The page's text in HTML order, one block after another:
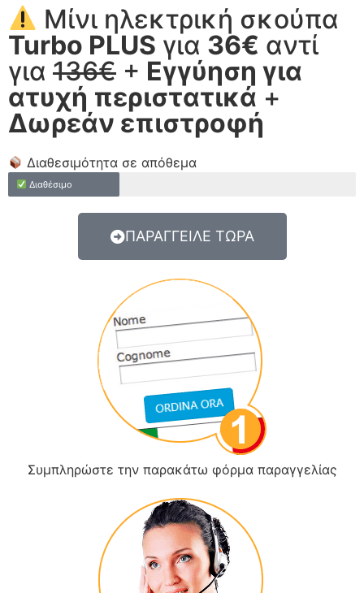
Μίνι ηλεκτρική σκούπα
Turbo PLUS για 36€ αντί
για 136€ + Εγγύηση για
ατυχή περιστατικά +
Δωρεάν επιστροφή
Διαθεσιμότητα σε απόθεμα
Διαθέσιμο
ΠΑΡΑΓΓΕΙΛΕ ΤΩΡΑ
Συμπληρώστε την παρακάτω φόρμα παραγγελίας